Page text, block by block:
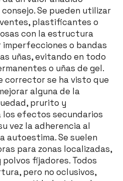
Se pueden utilizar
plastificantes o
con la estructura
imperfecciones o bandas
uñas, evitando en todo
o uñas de gel.
corrector se ha visto que
alguna de la
prurito y
efectos secundarios
vez la adherencia al
autoestima. Se suelen
para zonas localizadas,
fijadores. Todos
pero no oclusivos,